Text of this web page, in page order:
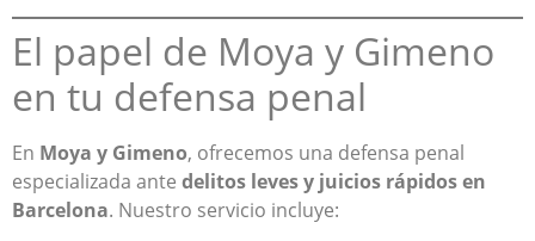
El papel de Moya y Gimeno
en tu defensa penal
En Moya y Gimeno, ofrecemos una defensa penal
especializada ante delitos leves y juicios rápidos en
Barcelona. Nuestro servicio incluye: